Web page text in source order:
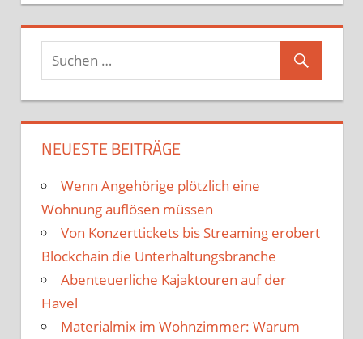
NEUESTE BEITRÄGE
Wenn Angehörige plötzlich eine
Wohnung auflösen müssen
Von Konzerttickets bis Streaming erobert
Blockchain die Unterhaltungsbranche
Abenteuerliche Kajaktouren auf der
Havel
Materialmix im Wohnzimmer: Warum